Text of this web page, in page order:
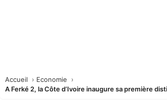
Accueil
Economie
A Ferké 2, la Côte d’Ivoire inaugure sa première